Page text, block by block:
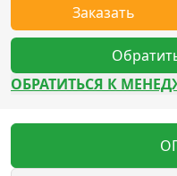
Заказать
ОБРАТИТЬСЯ К